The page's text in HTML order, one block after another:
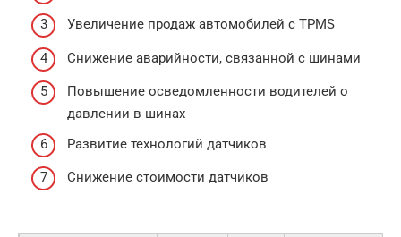
Увеличение продаж автомобилей с TPMS
Снижение аварийности, связанной с шинами
Повышение осведомленности водителей о
давлении в шинах
Развитие технологий датчиков
Снижение стоимости датчиков